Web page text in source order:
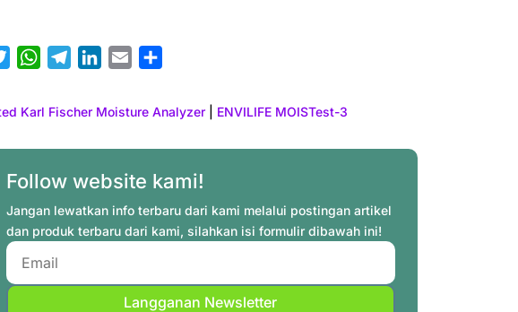
t
e
W
a
s
A
p
l
g
r
m
n
e
d
n
l
e
Karl Fischer Moisture Analyzer ENVILIFE MOISTest-3
Follow website kami!
Jangan lewatkan info terbaru dari kami melalui postingan artikel
dan produk terbaru dari kami, silahkan isi formulir dibawah ini!
Langganan Newsletter